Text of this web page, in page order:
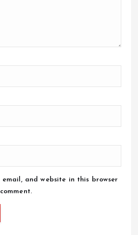
email, and website in this browser